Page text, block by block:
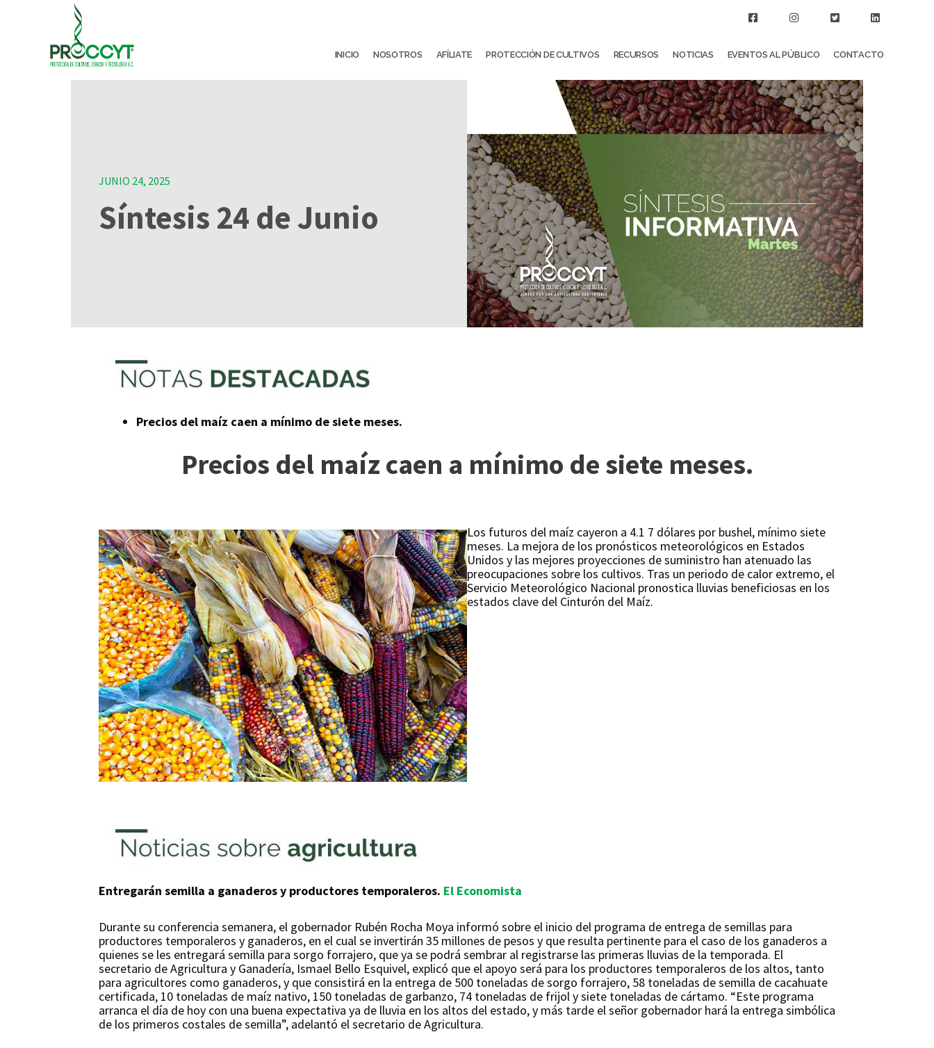
INICIO NOSOTROS AFÍLIATE PROTECCIÓN DE CULTIVOS RECURSOS NOTICIAS EVENTOS AL PÚBLICO CONTACTO
JUNIO 24, 2025
Síntesis 24 de Junio
Precios del maíz caen a mínimo de siete meses.
Precios del maíz caen a mínimo de siete meses.
Los futuros del maíz cayeron a 4.1 7 dólares por bushel, mínimo siete
meses. La mejora de los pronósticos meteorológicos en Estados
Unidos y las mejores proyecciones de suministro han atenuado las
preocupaciones sobre los cultivos. Tras un periodo de calor extremo, el
Servicio Meteorológico Nacional pronostica lluvias beneficiosas en los
estados clave del Cinturón del Maíz.
Entregarán semilla a ganaderos y productores temporaleros. El Economista
Durante su conferencia semanera, el gobernador Rubén Rocha Moya informó sobre el inicio del programa de entrega de semillas para
productores temporaleros y ganaderos, en el cual se invertirán 35 millones de pesos y que resulta pertinente para el caso de los ganaderos a
quienes se les entregará semilla para sorgo forrajero, que ya se podrá sembrar al registrarse las primeras lluvias de la temporada. El
secretario de Agricultura y Ganadería, Ismael Bello Esquivel, explicó que el apoyo será para los productores temporaleros de los altos, tanto
para agricultores como ganaderos, y que consistirá en la entrega de 500 toneladas de sorgo forrajero, 58 toneladas de semilla de cacahuate
certificada, 10 toneladas de maíz nativo, 150 toneladas de garbanzo, 74 toneladas de frijol y siete toneladas de cártamo. “Este programa
arranca el día de hoy con una buena expectativa ya de lluvia en los altos del estado, y más tarde el señor gobernador hará la entrega simbólica
de los primeros costales de semilla”, adelantó el secretario de Agricultura.